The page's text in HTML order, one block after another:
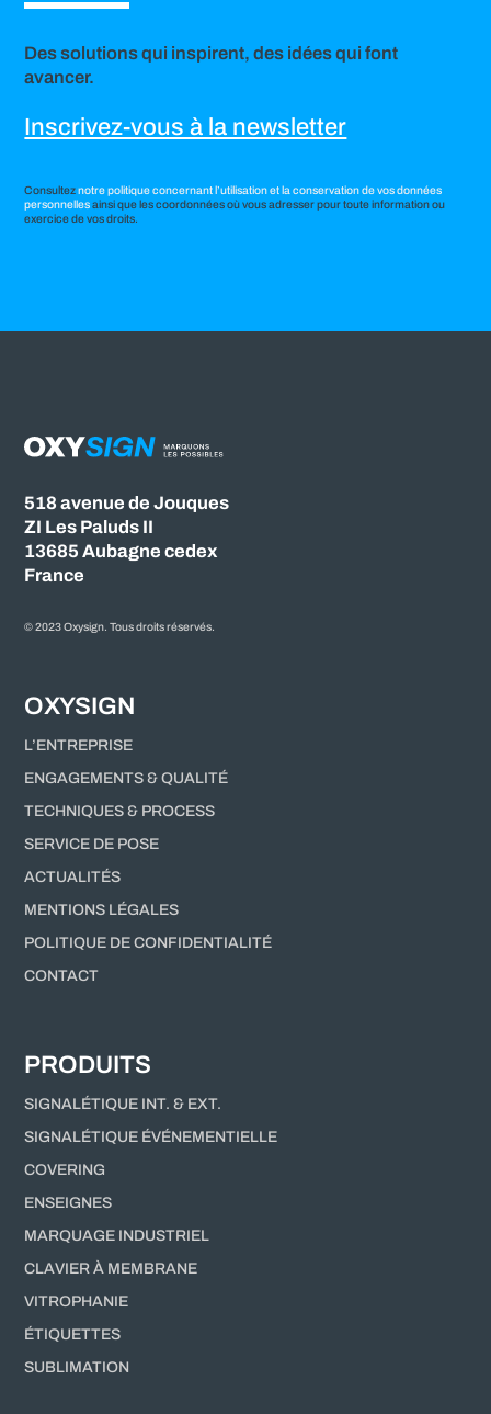
Des solutions qui inspirent, des idées qui font
avancer.
Inscrivez-vous à la newsletter
Consulteznotre politique concernant l’utilisation et la conservation de vos données
personnellesainsi que les coordonnées où vous adresser pour toute information ou
exercice de vos droits.
518 avenue de Jouques
ZI Les Paluds II
13685 Aubagne cedex
France
© 2023 Oxysign. Tous droits réservés.
OXYSIGN
L’ENTREPRISE
ENGAGEMENTS & QUALITÉ
TECHNIQUES & PROCESS
SERVICE DE POSE
ACTUALITÉS
MENTIONS LÉGALES
POLITIQUE DE CONFIDENTIALITÉ
CONTACT
PRODUITS
SIGNALÉTIQUE INT. & EXT.
SIGNALÉTIQUE ÉVÉNEMENTIELLE
COVERING
ENSEIGNES
MARQUAGE INDUSTRIEL
CLAVIER À MEMBRANE
VITROPHANIE
ÉTIQUETTES
SUBLIMATION